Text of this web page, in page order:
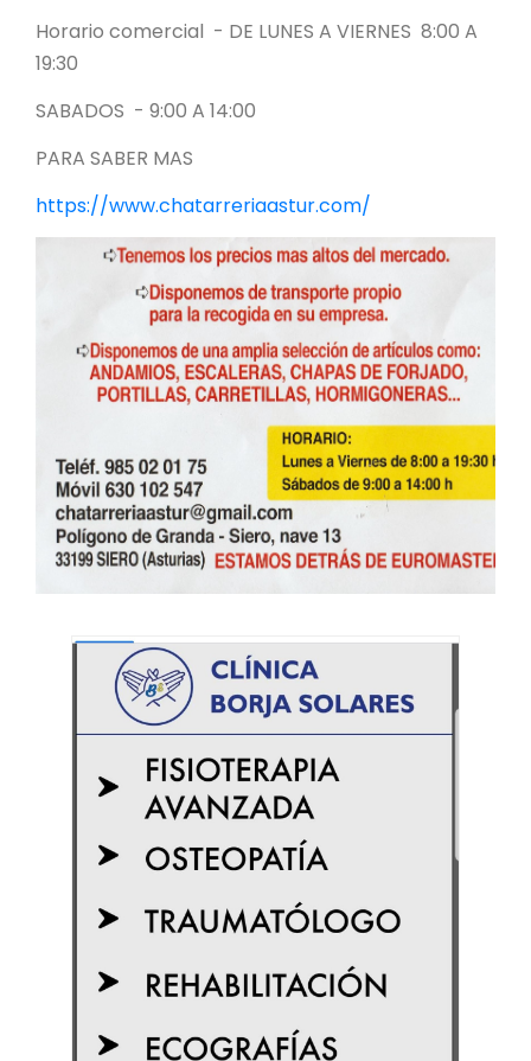
Horario comercial - DE LUNES A VIERNES 8:00 A
19:30
SABADOS - 9:00 A 14:00
PARA SABER MAS
https://www.chatarreriaastur.com/